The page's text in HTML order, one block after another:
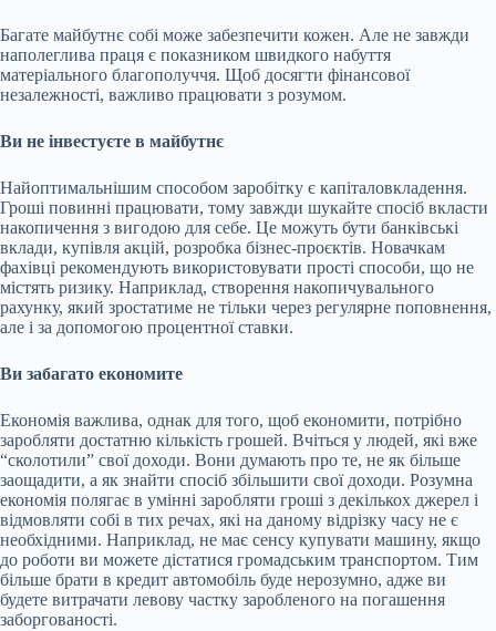
Багате майбутнє собі може забезпечити кожен. Але не завжди
наполеглива праця є показником швидкого набуття
матеріального благополуччя. Щоб досягти фінансової
незалежності, важливо працювати з розумом.
Ви не інвестуєте в майбутнє
Найоптимальнішим способом заробітку є капіталовкладення.
Гроші повинні працювати, тому завжди шукайте спосіб вкласти
накопичення з вигодою для себе. Це можуть бути банківські
вклади, купівля акцій, розробка бізнес-проєктів. Новачкам
фахівці рекомендують використовувати прості способи, що не
містять ризику. Наприклад, створення накопичувального
рахунку, який зростатиме не тільки через регулярне поповнення,
але і за допомогою процентної ставки.
Ви забагато економите
Економія важлива, однак для того, щоб економити, потрібно
заробляти достатню кількість грошей. Вчіться у людей, які вже
“сколотили” свої доходи. Вони думають про те, не як більше
заощадити, а як знайти спосіб збільшити свої доходи. Розумна
економія полягає в умінні заробляти гроші з декількох джерел і
відмовляти собі в тих речах, які на даному відрізку часу не є
необхідними. Наприклад, не має сенсу купувати машину, якщо
до роботи ви можете дістатися громадським транспортом. Тим
більше брати в кредит автомобіль буде нерозумно, адже ви
будете витрачати левову частку заробленого на погашення
заборгованості.